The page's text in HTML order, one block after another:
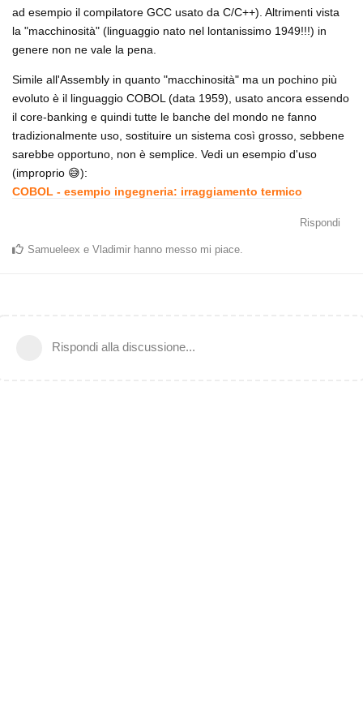
ad esempio il compilatore GCC usato da C/C++). Altrimenti vista
la "macchinosità" (linguaggio nato nel lontanissimo 1949!!!) in
genere non ne vale la pena.
Simile all'Assembly in quanto "macchinosità" ma un pochino più
evoluto è il linguaggio COBOL (data 1959), usato ancora essendo
il core-banking e quindi tutte le banche del mondo ne fanno
tradizionalmente uso, sostituire un sistema così grosso, sebbene
sarebbe opportuno, non è semplice. Vedi un esempio d'uso
(improprio 😅):
COBOL - esempio ingegneria: irraggiamento termico
Rispondi
Samueleex e Vladimir hanno messo mi piace.
Rispondi alla discussione...